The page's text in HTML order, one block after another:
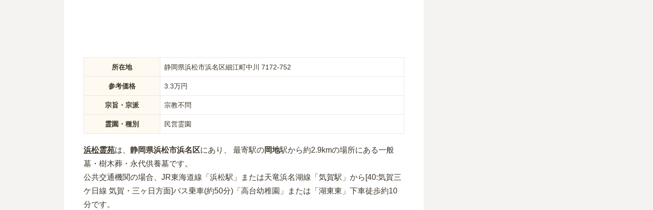
所在地 静岡県浜松市浜名区細江町中川 7172-752
参考価格 3.3万円
宗旨・宗派 宗教不問
霊園・種別 民営霊園
浜松霊苑は、 静岡県浜松市浜名区にあり、 最寄駅の岡地駅から約2.9kmの場所にある一般
墓・樹木葬・永代供養墓です。
公共交通機関の場合 、JR東海道線「浜松駅」または天竜浜名湖線「気賀駅」から[40:気賀三
ケ日線 気賀・三ヶ日方面]バス乗車(約50分)「高台幼稚園」または「湖東東」下車徒歩約10
分です。